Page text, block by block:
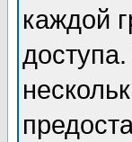
каждой